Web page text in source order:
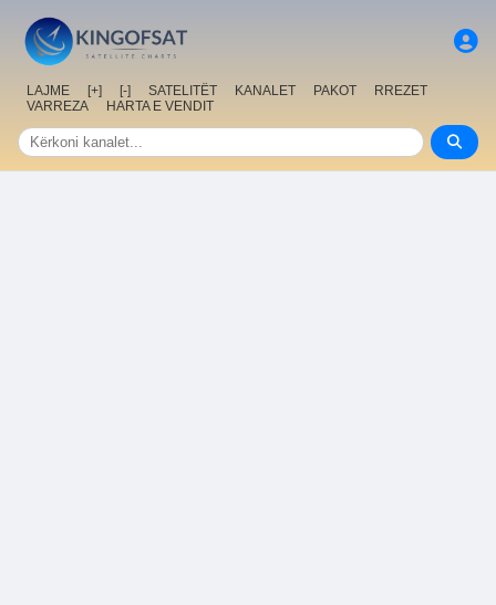
LAJME [+] [-] SATELITËT KANALET PAKOT
RREZET
VARREZA
HARTA E VENDIT